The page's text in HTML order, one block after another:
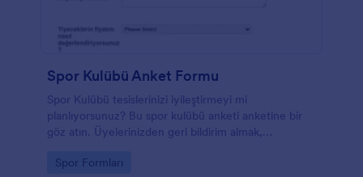
Spor Kulübü Anket Formu
Spor Kulübü tesislerinizi iyileştirmeyi mi
planlıyorsunuz? Bu spor kulübü anketi anketine bir
göz atın. Üyelerinizden geri bildirim almak,
Spor kulübü meraklıları için bazı örnek anket soruları
Go to Category:
Spor Formları